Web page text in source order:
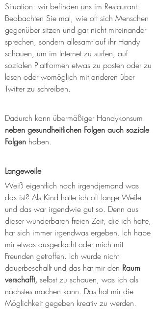
Situation: wir befinden uns im Restaurant:
Beobachten Sie mal, wie oft sich Menschen
gegenüber sitzen und gar nicht miteinander
sprechen, sondern allesamt auf ihr Handy
schauen, um im Internet zu surfen, auf
sozialen Plattformen etwas zu posten oder zu
lesen oder womöglich mit anderen über
Twitter zu schreiben.
Dadurch kann übermäßiger Handykonsum
neben gesundheitlichen Folgen auch soziale
Folgen haben.
Langeweile
Weiß eigentlich noch irgendjemand was
das ist? Als Kind hatte ich oft lange Weile
und das war irgendwie gut so. Denn aus
dieser wunderbaren freien Zeit, die ich hatte,
hat sich immer irgendwas ergeben. Ich habe
mir etwas ausgedacht oder mich mit
Freunden getroffen. Ich wurde nicht
dauerbeschallt und das hat mir den Raum
verschafft, selbst zu schauen, was ich als
nächstes machen kann. Das hat mir die
Möglichkeit gegeben kreativ zu werden.